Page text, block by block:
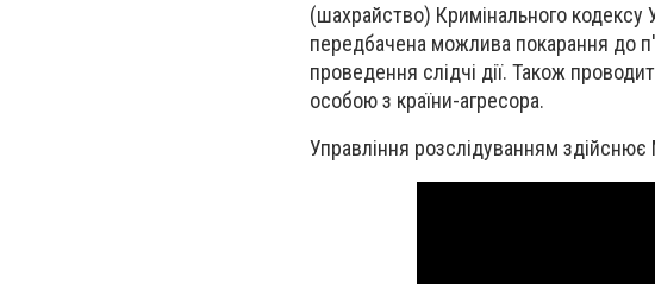
(шахрайство) Кримінального кодексу
передбачена можлива покарання до
проведення слідчі дії. Також
особою з країни-агресора.
Управління розслідуванням